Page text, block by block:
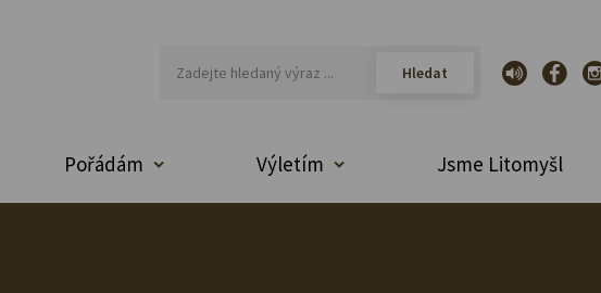
Pořádám Výletím Jsme Litomyšl